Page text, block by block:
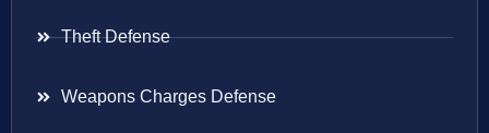
Theft Defense
Weapons Charges Defense